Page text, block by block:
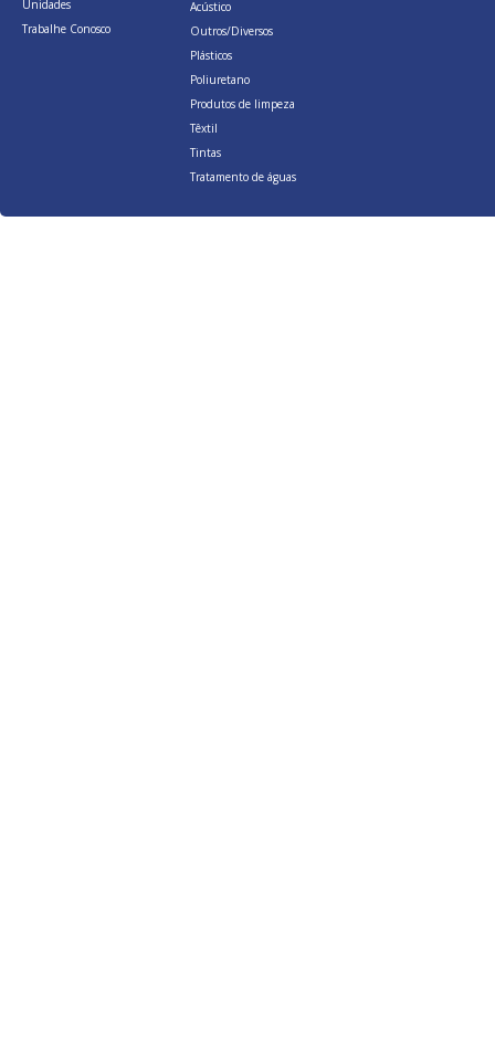
Unidades
Trabalhe Conosco
Acústico
Outros/Diversos
Plásticos
Poliuretano
Produtos de limpeza
Têxtil
Tintas
Tratamento de águas